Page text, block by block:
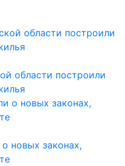
области построили
новых законах,